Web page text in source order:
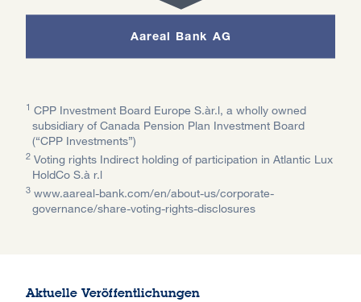
A areal Bank AG
1 CPP Investment Board Europe S.àr.l, a wholly owned
subsidiary of Canada Pension Plan Investment Board
(“CPP Investments”)
2 Voting rights Indirect holding of participation in Atlantic Lux
HoldCo S.à r.l
3 www.aareal-bank.com/en/about-us/corporate-
governance/share-voting-rights-disclosures
Aktuelle Veröffentlichungen